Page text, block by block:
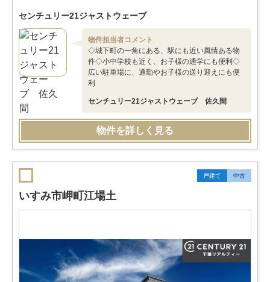
センチュリー21ジャストウェーブ
物件担当者コメント
◇城下町の一角にある、駅にも近い風情ある物
件◇小中学校も近く、お子様の通学にも便利◇
広い駐車場に、通勤やお子様の送り迎えにも便
利
センチュリー21ジャストウェーブ 佐久間
物件を詳しく見る
戸建て 中古
いすみ市岬町江場土